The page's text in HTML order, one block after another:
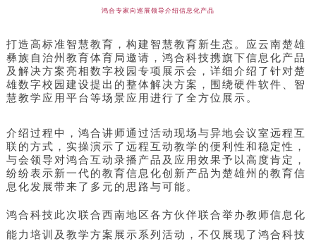
鸿合专家向巡展领导介绍信息化产品
打造高标准智慧教育，构建智慧教育新生态。应云南楚雄
彝族自治州教育体育局邀请，鸿合科技携旗下信息化产品
及解决方案亮相数字校园专项展示会，详细介绍了针对楚
雄数字校园建设提出的整体解决方案，围绕硬件软件、智
慧教学应用平台等场景应用进行了全方位展示。
介绍过程中，鸿合讲师通过活动现场与异地会议室远程互
联的方式，实操演示了远程互动教学的便利性和稳定性，
与会领导对鸿合互动录播产品及应用效果予以高度肯定，
纷纷表示新一代的教育信息化创新产品为楚雄州的教育信
息化发展带来了多元的思路与可能。
鸿合科技此次联合西南地区各方伙伴联合举办教师信息化
能力培训及教学方案展示系列活动，不仅展现了鸿合科技